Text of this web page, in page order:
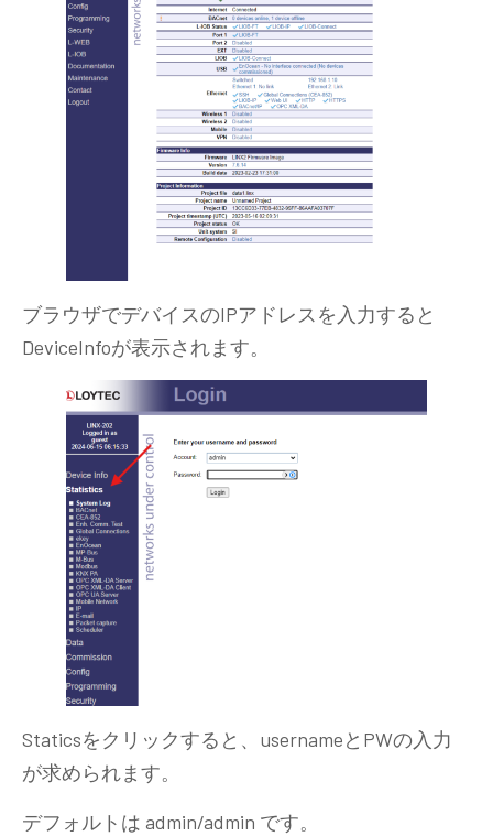
ブラウザでデバイスのIPアドレスを入力すると
DeviceInfoが表示されます。
Staticsをクリックすると、usernameとPWの入力
が求められます。
デフォルトは admin/admin です。